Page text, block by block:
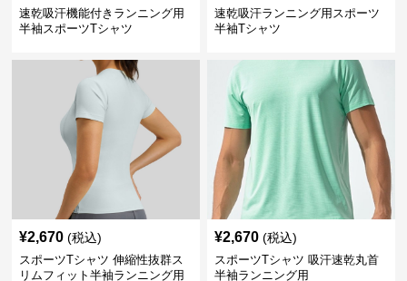
速乾吸汗機能付きランニング用
半袖スポーツTシャツ
速乾吸汗ランニング用スポーツ
半袖Tシャツ
¥2,670 (税込)
スポーツTシャツ 伸縮性抜群ス
リムフィット半袖ランニング用
¥2,670 (税込)
スポーツTシャツ 吸汗速乾丸首
半袖ランニング用